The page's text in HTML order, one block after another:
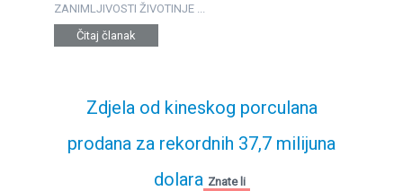
ZANIMLJIVOSTI ŽIVOTINJE ...
Čitaj članak
Zdjela od kineskog porculana
prodana za rekordnih 37,7 milijuna
dolara Znate li